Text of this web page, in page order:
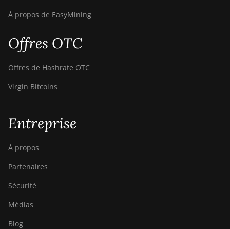
À propos de EasyMining
Offres OTC
Offres de Hashrate OTC
Virgin Bitcoins
Entreprise
À propos
Partenaires
Sécurité
Médias
Blog